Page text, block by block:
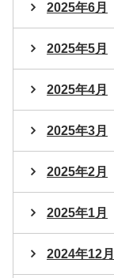
2025年6月
2025年5月
2025年4月
2025年3月
2025年2月
2025年1月
2024年12月